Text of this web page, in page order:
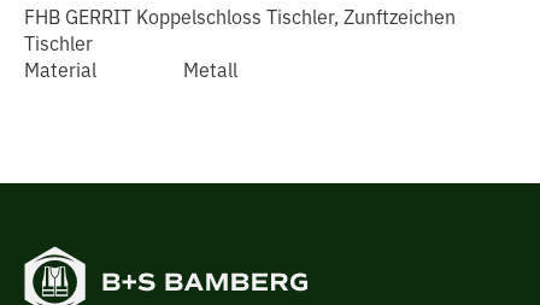
FHB GERRIT Koppelschloss Tischler, Zunftzeichen
Tischler
Material Metall